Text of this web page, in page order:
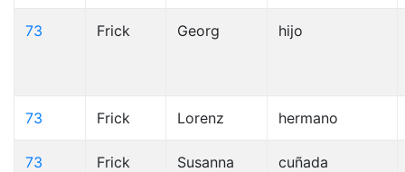
73 Frick Georg hijo
73 Frick Lorenz hermano
73 Frick Susanna cuñada